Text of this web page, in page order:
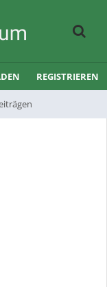
REGISTRIEREN